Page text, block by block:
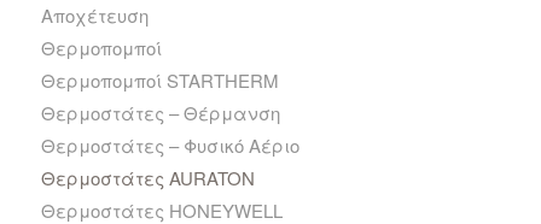
Αποχέτευση
Θερμοπομποί
Θερμοπομποί STARTHERM
Θερμοστάτες – Θέρμανση
Θερμοστάτες – Φυσικό Αέριο
Θερμοστάτες AURATON
Θερμοστάτες HONEYWELL